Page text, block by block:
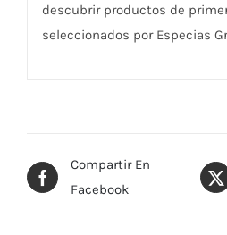
descubrir productos de
seleccionados por Especias
Compartir En
Facebook